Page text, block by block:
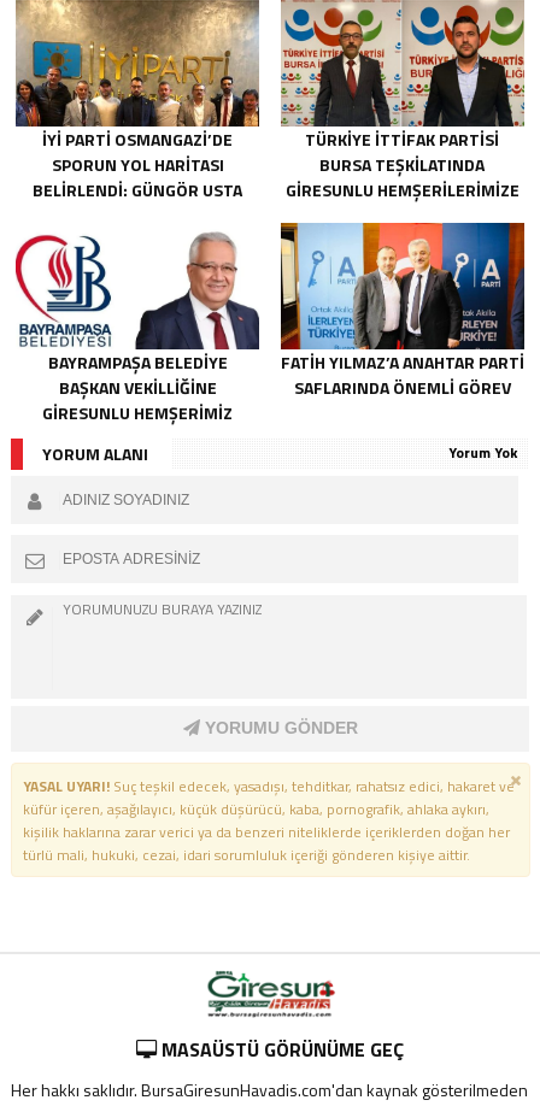
İYİ PARTI OSMANGAZI’DE
SPORUN YOL HARITASI
BELIRLENDI: GÜNGÖR USTA
TÜRKIYE İTTIFAK PARTISI
BURSA TEŞKILATINDA
GIRESUNLU HEMŞERILERIMIZE
BAYRAMPAŞA BELEDIYE
BAŞKAN VEKILLIĞINE
GIRESUNLU HEMŞERIMIZ
FATIH YILMAZ’A ANAHTAR PARTI
SAFLARINDA ÖNEMLI GÖREV
YORUM ALANI Yorum Yok
YORUMU GÖNDER
YASAL UYARI!Suç teşkil edecek, yasadışı, tehditkar, rahatsız edici, hakaret ve
küfür içeren, aşağılayıcı, küçük düşürücü, kaba, pornografik, ahlaka aykırı,
kişilik haklarına zarar verici ya da benzeri niteliklerde içeriklerden doğan her
türlü mali, hukuki, cezai, idari sorumluluk içeriği gönderen kişiye aittir.
MASAÜSTÜ GÖRÜNÜME GEÇ
Her hakkı saklıdır. BursaGiresunHavadis.com'dan kaynak gösterilmeden